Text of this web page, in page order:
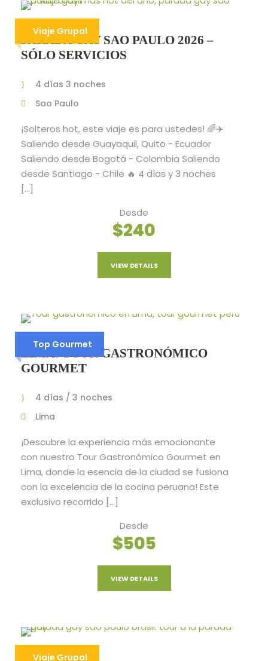
Viaje Grupal
PARADA GAY SAO PAULO 2026 –
SÓLO SERVICIOS
4 días 3 noches
Sao Paulo
¡Solteros hot, este viaje es para ustedes! 🌈✈️
Saliendo desde Guayaquil, Quito - Ecuador
Saliendo desde Bogotá - Colombia Saliendo
desde Santiago - Chile 🔥 4 días y 3 noches
[…]
Desde
$240
VIEW DETAILS
Top Gourmet
LIMA: TOUR GASTRONÓMICO
GOURMET
4 días / 3 noches
Lima
¡Descubre la experiencia más emocionante
con nuestro Tour Gastronómico Gourmet en
Lima, donde la esencia de la ciudad se fusiona
con la excelencia de la cocina peruana! Este
exclusivo recorrido […]
Desde
$505
VIEW DETAILS
Viaje Grupal